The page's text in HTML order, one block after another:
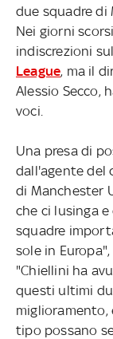
due squadre di
Nei giorni
indiscrezioni
League, ma il
Alessio Secco,
voci.
Una presa di
dall'agente del
di Manchester
che ci lusinga
squadre
sole in
"Chiellini ha
questi ultimi
miglioramento,
tipo possano